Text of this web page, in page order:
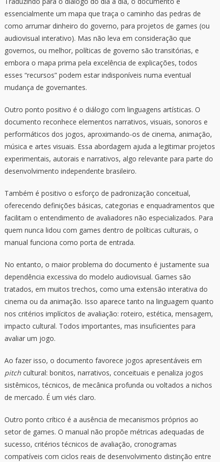
essencialmente um mapa que traça o caminho das pedras de
como arrumar dinheiro do governo, para projetos de games (ou
audiovisual interativo). Mas não leva em consideração que
governos, ou melhor, políticas de governo são transitórias, e
embora o mapa prima pela excelência de explicações, todos
esses “recursos” podem estar indisponíveis numa eventual
mudança de governantes.
Outro ponto positivo é o diálogo com linguagens artísticas. O
documento reconhece elementos narrativos, visuais, sonoros e
performáticos dos jogos, aproximando-os de cinema, animação,
música e artes visuais. Essa abordagem ajuda a legitimar projetos
experimentais, autorais e narrativos, algo relevante para parte do
desenvolvimento independente brasileiro.
Também é positivo o esforço de padronização conceitual,
oferecendo definições básicas, categorias e enquadramentos que
facilitam o entendimento de avaliadores não especializados. Para
quem nunca lidou com games dentro de políticas culturais, o
manual funciona como porta de entrada.
No entanto, o maior problema do documento é justamente sua
dependência excessiva do modelo audiovisual. Games são
tratados, em muitos trechos, como uma extensão interativa do
cinema ou da animação. Isso aparece tanto na linguagem quanto
nos critérios implícitos de avaliação: roteiro, estética, mensagem,
impacto cultural. Todos importantes, mas insuficientes para
avaliar um jogo.
Ao fazer isso, o documento favorece jogos apresentáveis em
pitchcultural: bonitos, narrativos, conceituais e penaliza jogos
sistêmicos, técnicos, de mecânica profunda ou voltados a nichos
de mercado. É um viés claro.
Outro ponto crítico é a ausência de mecanismos próprios ao
setor de games. O manual não propõe métricas adequadas de
sucesso, critérios técnicos de avaliação, cronogramas
compatíveis com ciclos reais de desenvolvimento distinção entre